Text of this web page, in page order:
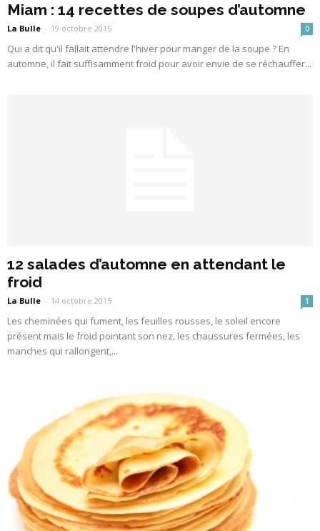
Miam : 14 recettes de soupes d’automne
La Bulle - 19 octobre 2015 0
Qui a dit qu'il fallait attendre l'hiver pour manger de la soupe ? En
automne, il fait suffisamment froid pour avoir envie de se réchauffer...
12 salades d’automne en attendant le
froid
La Bulle - 14 octobre 2015 1
Les cheminées qui fument, les feuilles rousses, le soleil encore
présent mais le froid pointant son nez, les chaussures fermées, les
manches qui rallongent,...